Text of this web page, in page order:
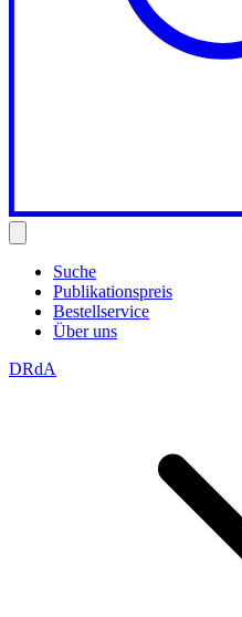
Suche
Publikationspreis
Bestellservice
Über uns
DRdA